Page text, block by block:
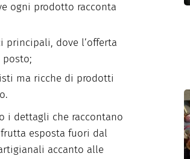
ogni prodotto racconta
dove l’offerta
ma ricche di prodotti
i dettagli che raccontano
esposta fuori dal
accanto alle